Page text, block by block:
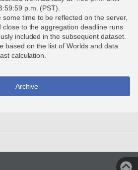
p.m. (PST).
time to be reflected on the server,
to the aggregation deadline runs
included in the subsequent dataset.
based on the list of Worlds and data
calculation.
Archive